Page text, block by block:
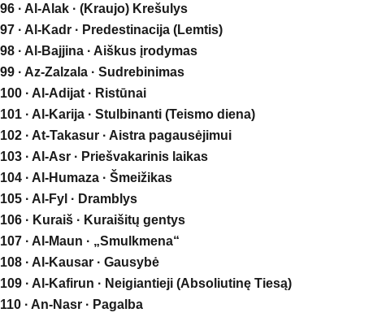
96 · Al-Alak · (Kraujo) Krešulys
97 · Al-Kadr · Predestinacija (Lemtis)
98 · Al-Bajjina · Aiškus įrodymas
99 · Az-Zalzala · Sudrebinimas
100 · Al-Adijat · Ristūnai
101 · Al-Karija · Stulbinanti (Teismo diena)
102 · At-Takasur · Aistra pagausėjimui
103 · Al-Asr · Priešvakarinis laikas
104 · Al-Humaza · Šmeižikas
105 · Al-Fyl · Dramblys
106 · Kuraiš · Kuraišitų gentys
107 · Al-Maun · „Smulkmena“
108 · Al-Kausar · Gausybė
109 · Al-Kafirun · Neigiantieji (Absoliutinę Tiesą)
110 · An-Nasr · Pagalba